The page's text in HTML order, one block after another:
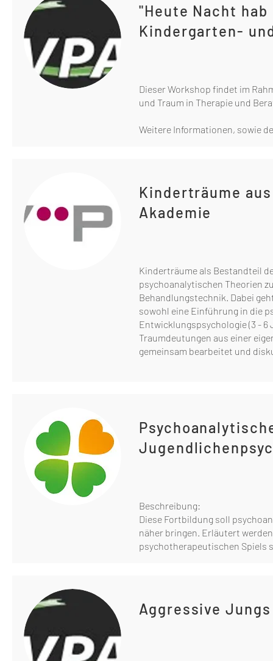
"Heute Nacht
Kindergarten-
Dieser Workshop findet im
und Traum in Therapie und
Weitere Informationen, sowie
Kinderträume
Akademie
Kinderträume als Bestandteil
psychoanalytischen Theorien
Behandlungstechnik. Dabei
sowohl eine Einführung in die
Entwicklungspsychologie (3 - 6
Traumdeutungen aus einer
gemeinsam bearbeitet und
Beschreibung:
Diese Fortbildung soll
näher bringen. Erläutert
psychotherapeutischen Spiels
Aggressive Jungs